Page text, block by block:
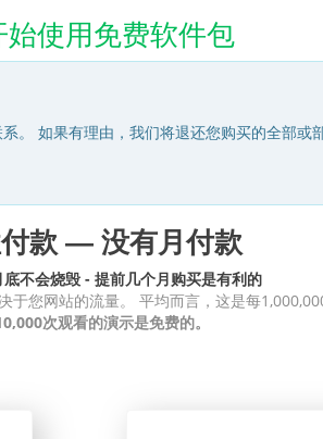
始使用免费软件包
。 如果有理由，我们将退还您购买的全部或
款 — 没有月付款
不会烧毁 - 提前几个月购买是有利的
于您网站的流量。 平均而言，这是每
次观看的演示是免费的。